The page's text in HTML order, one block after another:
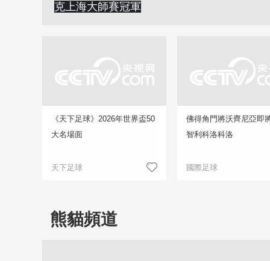
克上海大師賽冠軍
《天下足球》2026年世界盃50
大名場面
天下足球
佛得角門將沃齊尼亞即
智利科洛科洛
國際足球
熊貓頻道